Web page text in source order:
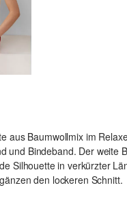
aus Baumwollmix im
und Bindeband. Der weite
Silhouette in verkürzter
den lockeren Schnitt.